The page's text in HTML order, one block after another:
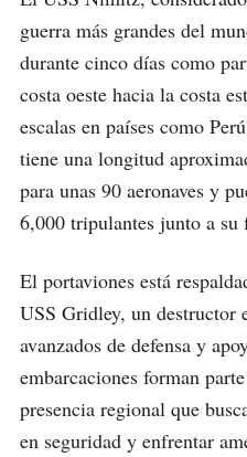
guerra más grandes del
durante cinco días como
costa oeste hacia la costa
escalas en países como
tiene una longitud
para unas 90 aeronaves y
6,000 tripulantes junto a su
El portaviones está
USS Gridley, un destructor
avanzados de defensa y
embarcaciones forman
presencia regional que
en seguridad y enfrentar